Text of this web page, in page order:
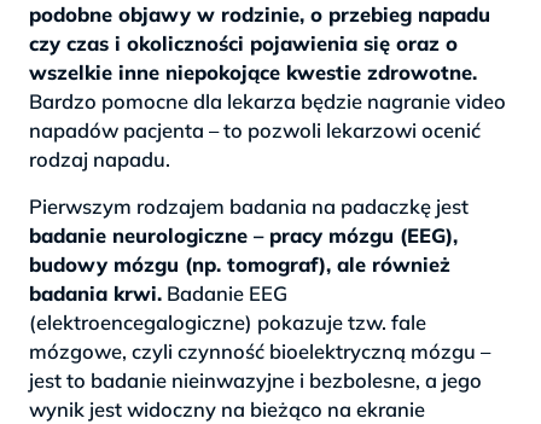
podobne objawy w rodzinie, o przebieg napadu
czy czas i okoliczności pojawienia się oraz o
wszelkie inne niepokojące kwestie zdrowotne.
Bardzo pomocne dla lekarza będzie nagranie video
napadów pacjenta – to pozwoli lekarzowi ocenić
rodzaj napadu.
Pierwszym rodzajem badania na padaczkę jest
badanie neurologiczne – pracy mózgu (EEG),
budowy mózgu (np. tomograf), ale również
badania krwi. Badanie EEG
(elektroencegalogiczne) pokazuje tzw. fale
mózgowe, czyli czynność bioelektryczną mózgu –
jest to badanie nieinwazyjne i bezbolesne, a jego
wynik jest widoczny na bieżąco na ekranie